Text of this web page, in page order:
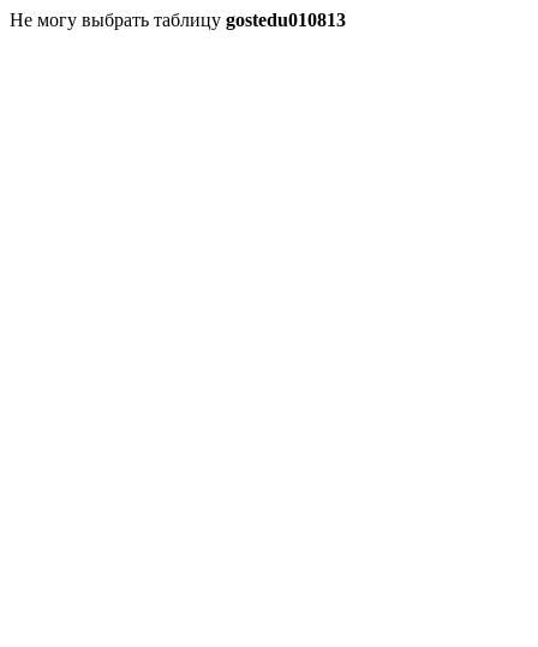
Не могу выбрать таблицу gostedu010813